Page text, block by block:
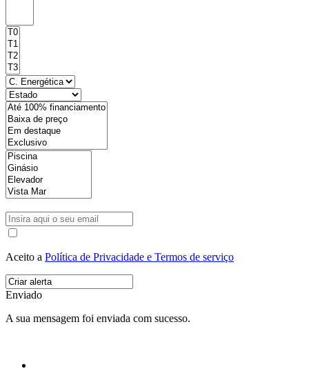
Aceito a Política de Privacidade e Termos de serviço
Enviado
A sua mensagem foi enviada com sucesso.